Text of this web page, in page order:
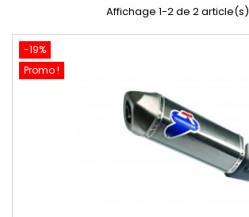
Affichage 1-2 de 2 article(s)
-19%
Promo !